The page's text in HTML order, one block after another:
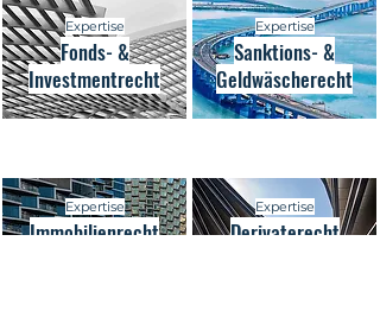
Expertise
Fonds- &
Investmentrecht
Expertise
Immobilienrecht
Expertise
Sanktions- &
Geldwäscherecht
Expertise
Derivaterecht